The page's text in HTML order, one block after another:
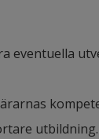
eventuella
utbildning.